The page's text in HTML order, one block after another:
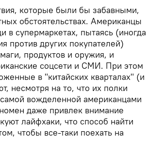
которые были бы забавными,
обстоятельствах. Американцы
в супермаркетах, пытаясь (иногда
против других покупателей)
продуктов и оружия, и
соцсети и СМИ. При этом
в "китайских кварталах" (и
несмотря на то, что их полки
вожделенной американцами
даже привлек внимание
лайфхаки, что способ найти
чтобы все-таки поехать на